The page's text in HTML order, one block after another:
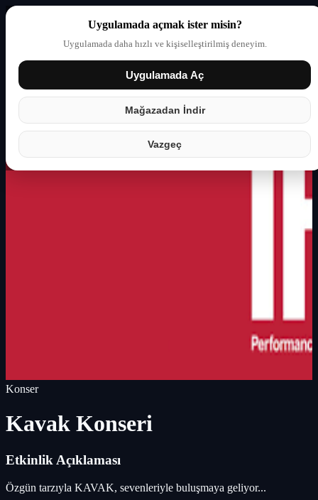
Uygulamada açmak ister misin?
Uygulamada daha hızlı ve kişiselleştirilmiş deneyim.
Uygulamada Aç
Mağazadan İndir
Vazgeç
Giriş yap Partner
Konser
Kavak Konseri
Etkinlik Açıklaması
Özgün tarzıyla KAVAK, sevenleriyle buluşmaya geliyor...